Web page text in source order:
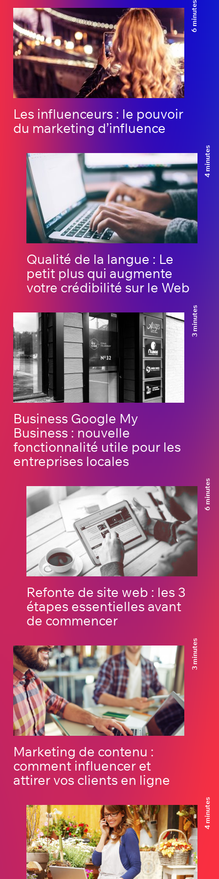
Les influenceurs : le pouvoir
du marketing d’influence
6 minutes
Qualité de la langue : Le
petit plus qui augmente
votre crédibilité sur le Web
4 minutes
Business Google My
Business : nouvelle
fonctionnalité utile pour les
entreprises locales
3 minutes
Refonte de site web : les 3
étapes essentielles avant
de commencer
6 minutes
Marketing de contenu :
comment influencer et
attirer vos clients en ligne
3 minutes
4 minutes